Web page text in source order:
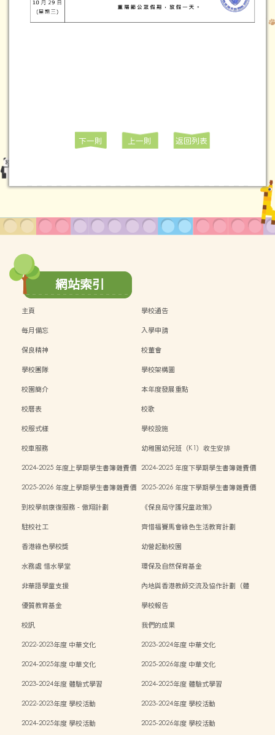
下一則 上一則 返回列表
網站索引
主頁
學校通告
每月備忘
入學申請
保良精神
校董會
學校團隊
學校架構圖
校園簡介
本年度發展重點
校曆表
校歌
校服式樣
學校設施
校車服務
幼稚園幼兒班（K1）收生安排
2024-2025 年度上學期學生書簿雜費價 2024-2025 年度下學期學生書簿雜費價
2025-2026 年度上學期學生書簿雜費價 2025-2026 年度下學期學生書簿雜費價
到校學前康復服務 - 傲翔計劃
《保良局守護兒童政策》
駐校社工
齊惜福賽馬會綠色生活教育計劃
香港綠色學校獎
幼營起動校園
水務處 惜水學堂
環保及自然保育基金
非華語學童支援
內地與香港教師交流及協作計劃（體
優質教育基金
學校報告
校訊
我們的成果
2022-2023年度 中華文化
2023-2024年度 中華文化
2024-2025年度 中華文化
2025-2026年度 中華文化
2023-2024年度 體驗式學習
2024-2025年度 體驗式學習
2022-2023年度 學校活動
2023-2024年度 學校活動
2024-2025年度 學校活動
2025-2026年度 學校活動